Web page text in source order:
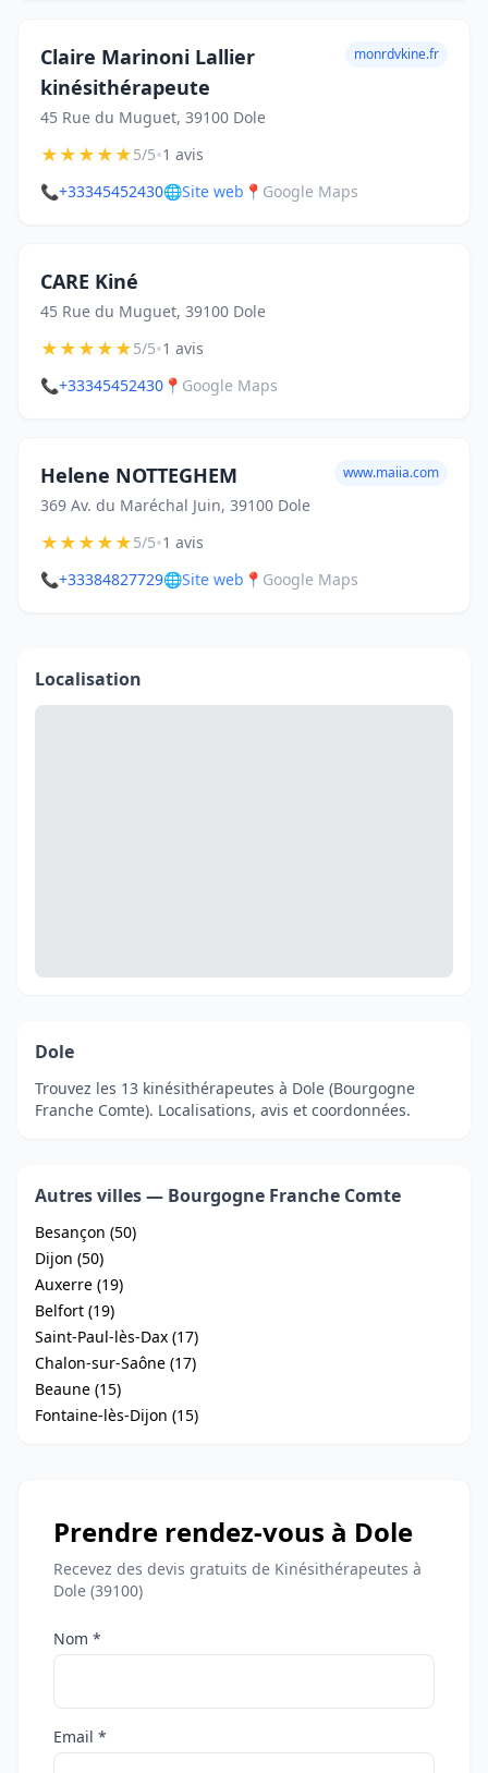
Claire Marinoni Lallier
kinésithérapeute
45 Rue du Muguet, 39100 Dole
monrdvkine.fr
★★★★★5/5•1 avis
📞+33345452430🌐Site web 📍 Google Maps
CARE Kiné
45 Rue du Muguet, 39100 Dole
★★★★★5/5•1 avis
📞+33345452430 📍 Google Maps
Helene NOTTEGHEM
369 Av. du Maréchal Juin, 39100 Dole
www.maiia.com
★★★★★5/5•1 avis
📞+33384827729🌐Site web 📍 Google Maps
Localisation
Dole
Trouvez les 13 kinésithérapeutes à Dole (Bourgogne
Franche Comte). Localisations, avis et coordonnées.
Autres villes — Bourgogne Franche Comte
Besançon (50)
Dijon (50)
Auxerre (19)
Belfort (19)
Saint-Paul-lès-Dax (17)
Chalon-sur-Saône (17)
Beaune (15)
Fontaine-lès-Dijon (15)
Prendre rendez-vous à Dole
Recevez des devis gratuits de Kinésithérapeutes à
Dole (39100)
Nom *
Email *